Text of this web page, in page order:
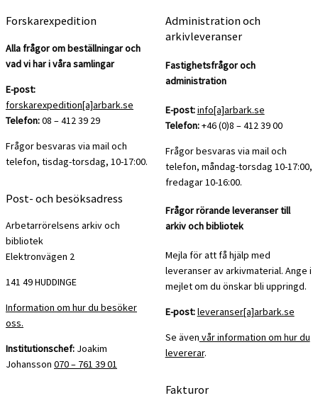
Forskarexpedition
Alla frågor om beställningar och
vad vi har i våra samlingar
E-post:
forskarexpedition[a]arbark.se
Telefon:08 – 412 39 29
Frågor besvaras via mail och
telefon, tisdag-torsdag, 10-17:00.
Administration och
arkivleveranser
Fastighetsfrågor och
administration
E-post:info[a]arbark.se
Telefon:+46 (0)8 – 412 39 00
Frågor besvaras via mail och
telefon, måndag-torsdag 10-17:00,
fredagar 10-16:00.
Frågor rörande leveranser till
arkiv och bibliotek
Mejla för att få hjälp med
leveranser av arkivmaterial. Ange i
mejlet om du önskar bli uppringd.
E-post:leveranser[a]arbark.se
Se även vår information om hur du
levererar.
Post- och besöksadress
Arbetarrörelsens arkiv och
bibliotek
Elektronvägen 2
141 49 HUDDINGE
Information om hur du besöker
oss.
Institutionschef: Joakim
Johansson 070 – 761 39 01
Fakturor